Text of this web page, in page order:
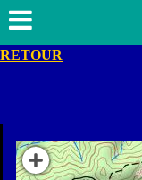
RETOUR